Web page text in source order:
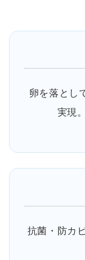
卵を落とし
実現
抗菌・防カ